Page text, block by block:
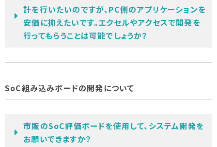
計を行いたいのですが、PC側のアプリケーションを
安価に抑えたいです。エクセルやアクセスで開発を
行ってもらうことは可能でしょうか？
SoC組み込みボードの開発について
市販のSoC評価ボードを使用して、システム開発を
お願いできますか？